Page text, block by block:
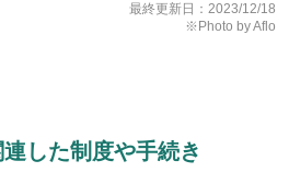
最終更新日： 2023/12/18
※Photo by Aflo
した制度や手続き